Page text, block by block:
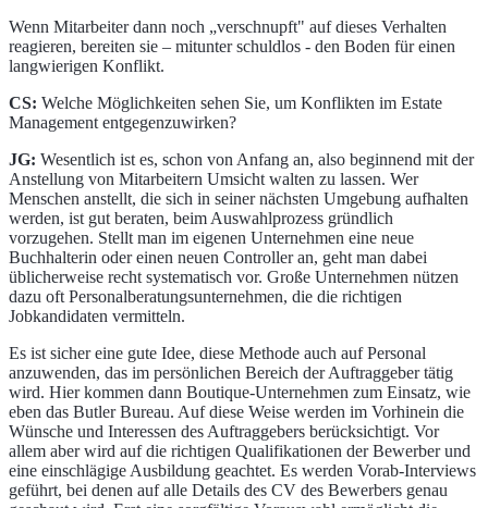
Wenn Mitarbeiter dann noch „verschnupft" auf dieses Verhalten
reagieren, bereiten sie – mitunter schuldlos - den Boden für einen
langwierigen Konflikt.
CS: Welche Möglichkeiten sehen Sie, um Konflikten im Estate
Management entgegenzuwirken?
JG: Wesentlich ist es, schon von Anfang an, also beginnend mit der
Anstellung von Mitarbeitern Umsicht walten zu lassen. Wer
Menschen anstellt, die sich in seiner nächsten Umgebung aufhalten
werden, ist gut beraten, beim Auswahlprozess gründlich
vorzugehen. Stellt man im eigenen Unternehmen eine neue
Buchhalterin oder einen neuen Controller an, geht man dabei
üblicherweise recht systematisch vor. Große Unternehmen nützen
dazu oft Personalberatungsunternehmen, die die richtigen
Jobkandidaten vermitteln.
Es ist sicher eine gute Idee, diese Methode auch auf Personal
anzuwenden, das im persönlichen Bereich der Auftraggeber tätig
wird. Hier kommen dann Boutique-Unternehmen zum Einsatz, wie
eben das Butler Bureau. Auf diese Weise werden im Vorhinein die
Wünsche und Interessen des Auftraggebers berücksichtigt. Vor
allem aber wird auf die richtigen Qualifikationen der Bewerber und
eine einschlägige Ausbildung geachtet. Es werden Vorab-Interviews
geführt, bei denen auf alle Details des CV des Bewerbers genau